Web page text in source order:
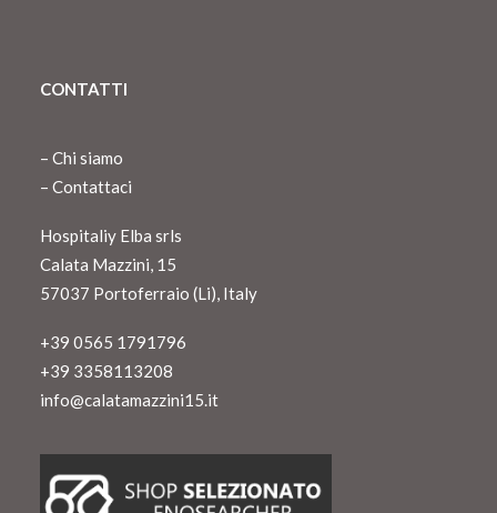
CONTATTI
– Chi siamo
– Contattaci
Hospitaliy Elba srls
Calata Mazzini, 15
57037 Portoferraio (Li), Italy
+39 0565 1791796
+39 3358113208
info@calatamazzini15.it